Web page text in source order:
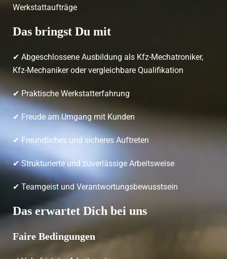
Werkstattaufträge
Das bringst Du mit
✔ Abgeschlossene Ausbildung als Kfz-Mechatroniker,
Kfz-Mechaniker oder vergleichbare Qualifikation
✔ Praktische Werkstatterfahrung
✔ Freude am Umgang mit Kunden
✔ Freundliches und sicheres Auftreten
✔ Strukturierte und zuverlässige Arbeitsweise
✔ Teamgeist und Verantwortungsbewusstsein
Das erwartet Dich bei uns
Faire Bedingungen